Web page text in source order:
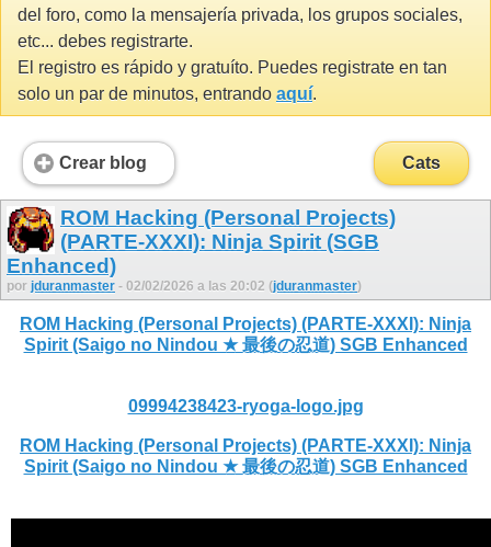
del foro, como la mensajería privada, los grupos sociales,
etc... debes registrarte.
El registro es rápido y gratuíto. Puedes registrate en tan
solo un par de minutos, entrando aquí.
Crear blog Cats
ROM Hacking (Personal Projects)
(PARTE-XXXI): Ninja Spirit (SGB
Enhanced)
por jduranmaster - 02/02/2026 a las 20:02 (jduranmaster)
ROM Hacking (Personal Projects) (PARTE-XXXI): Ninja
Spirit (Saigo no Nindou ★ 最後の忍道) SGB Enhanced
09994238423-ryoga-logo.jpg
ROM Hacking (Personal Projects) (PARTE-XXXI): Ninja
Spirit (Saigo no Nindou ★ 最後の忍道) SGB Enhanced